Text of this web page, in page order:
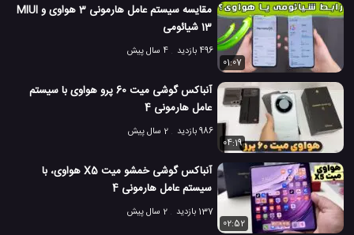
مقایسه سیستم عامل هارمونی 3 هواوی و MIUI
13 شیائومی
496 بازدید
4 سال پیش
01:07
آنباکس گوشی میت 60 پرو هواوی با سیستم
عامل هارمونی 4
986 بازدید
2 سال پیش
04:19
آنباکس گوشی خمشو میت X5 هواوی، با
سیستم عامل هارمونی 4
137 بازدید
2 سال پیش
02:52